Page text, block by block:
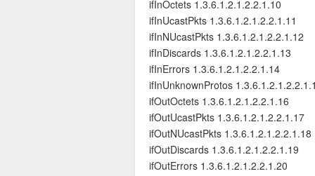
ifInOctets 1.3.6.1.2.1.2.2.1.10
ifInUcastPkts 1.3.6.1.2.1.2.2.1.11
ifInNUcastPkts 1.3.6.1.2.1.2.2.1.12
ifInDiscards 1.3.6.1.2.1.2.2.1.13
ifInErrors 1.3.6.1.2.1.2.2.1.14
ifInUnknownProtos
ifOutOctets 1.3.6.1.2.1.2.2.1.16
ifOutUcastPkts 1.3.6.1.2.1.2.2.1.17
ifOutNUcastPkts 1.3.6.1.2.1.2.2.1.18
ifOutDiscards 1.3.6.1.2.1.2.2.1.19
ifOutErrors 1.3.6.1.2.1.2.2.1.20